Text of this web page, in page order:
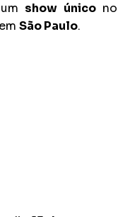
show único no
São Paulo.